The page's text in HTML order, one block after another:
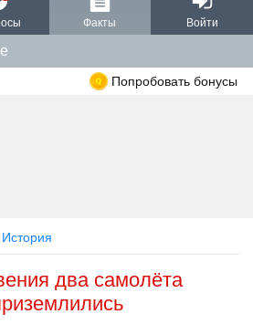
Факты Войти
Попробовать бонусы
История
два самолёта